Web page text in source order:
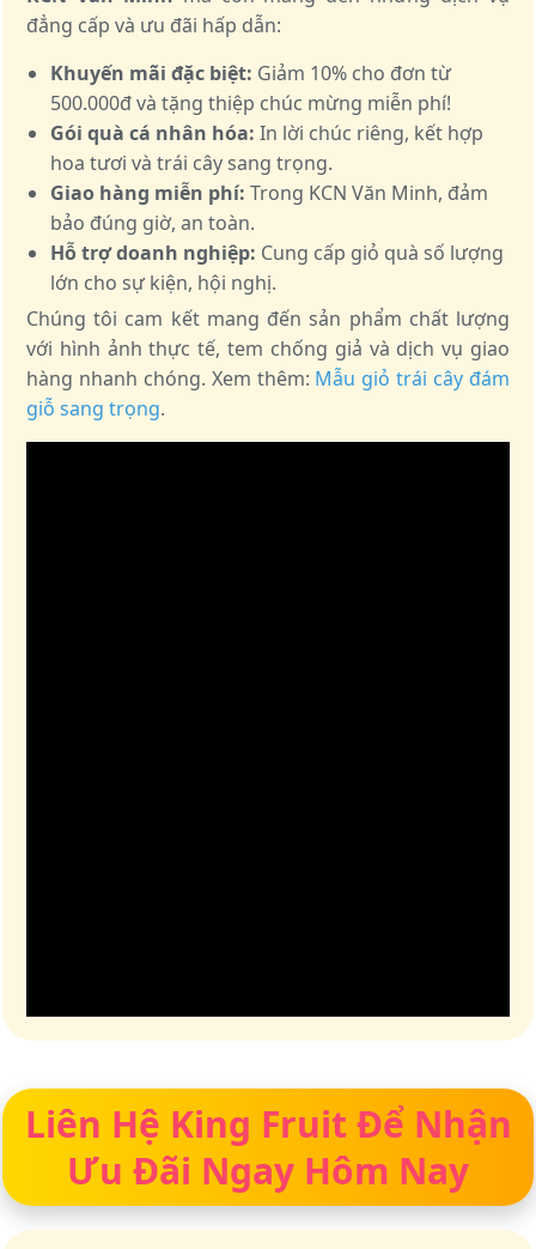
đẳng cấp và ưu đãi hấp dẫn:
Khuyến mãi đặc biệt: Giảm 10% cho đơn từ
500.000đ và tặng thiệp chúc mừng miễn phí!
Gói quà cá nhân hóa: In lời chúc riêng, kết hợp
hoa tươi và trái cây sang trọng.
Giao hàng miễn phí: Trong KCN Văn Minh, đảm
bảo đúng giờ, an toàn.
Hỗ trợ doanh nghiệp: Cung cấp giỏ quà số lượng
lớn cho sự kiện, hội nghị.
Chúng tôi cam kết mang đến sản phẩm chất lượng
với hình ảnh thực tế, tem chống giả và dịch vụ giao
hàng nhanh chóng. Xem thêm: Mẫu giỏ trái cây đám
giỗ sang trọng.
Liên Hệ King Fruit Để Nhận
Ưu Đãi Ngay Hôm Nay